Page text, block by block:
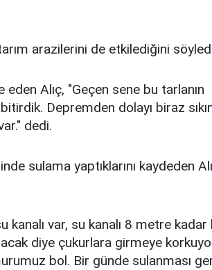
arazilerini de etkilediğini
Alıç, "Geçen sene bu tarlanın
Depremden dolayı biraz
dedi.
sulama yaptıklarını kaydeden
kanalı var, su kanalı 8 metre kadar
diye çukurlara girmeye
bol. Bir günde sulanması